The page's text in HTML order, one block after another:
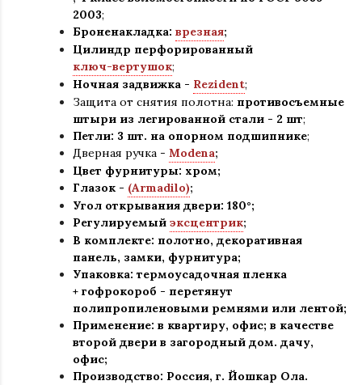
2003;
Броненакладка: врезная;
Цилиндр перфорированный
ключ-вертушок;
Ночная задвижка - Rezident;
Защита от снятия полотна: противосъемные
штыри из легированной стали - 2 шт;
Петли: 3 шт. на опорном подшипнике;
Дверная ручка - Modena;
Цвет фурнитуры: хром;
Глазок - (Armadilo);
Угол открывания двери: 180°;
Регулируемый эксцентрик;
В комплекте: полотно, декоративная
панель, замки, фурнитура;
Упаковка: термоусадочная пленка
+ гофрокороб - перетянут
полипропиленовыми ремнями или лентой;
Применение: в квартиру, офис; в качестве
второй двери в загородный дом. дачу,
офис;
Производство: Россия, г. Йошкар Ола.